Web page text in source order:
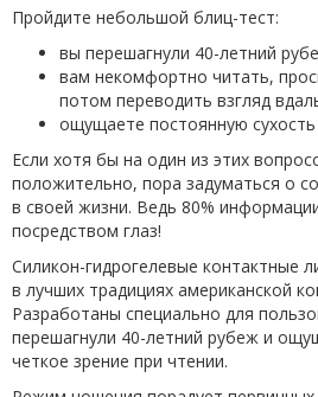
Пройдите небольшой блиц-тест:
вы перешагнули 40-летний
вам некомфортно читать,
потом переводить взгляд
ощущаете постоянную сухость
Если хотя бы на один из этих
положительно, пора задуматься о
в своей жизни. Ведь 80%
посредством глаз!
Силикон-гидрогелевые контактные
в лучших традициях американской
Разработаны специально для
перешагнули 40-летний рубеж и
четкое зрение при чтении.